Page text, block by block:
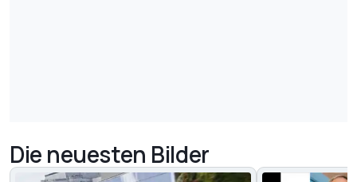
Die neuesten Bilder